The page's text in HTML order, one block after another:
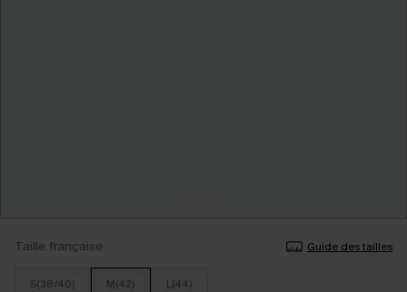
Taille française Guide des tailles
S(38/40) M(42) L(44)